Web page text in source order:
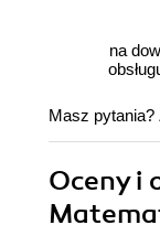
na
Masz pytania?
Oceny i